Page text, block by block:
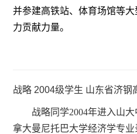
并参建高铁站、体育场馆等
力贡献力量。
战略 2004级学生 山东省济钢
战略同学2004年进入山
拿大曼尼托巴大学经济学专